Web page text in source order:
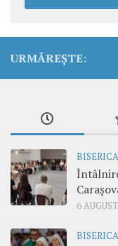
URMĂREȘTE:
6